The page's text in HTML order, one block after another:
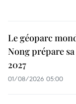
Le géoparc
Nong prépare
2027
01/08/2026 05:00